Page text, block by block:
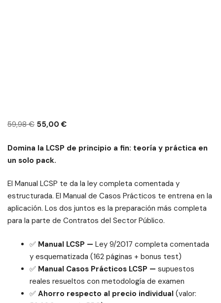
59,98€ El
original
era:
55,00€El
actual
Domina la LCSP de principio a fin: teoría y práctica en
un solo pack.
El Manual LCSP te da la ley completa comentada y
estructurada. El Manual de Casos Prácticos te entrena en la
aplicación. Los dos juntos es la preparación más completa
para la parte de Contratos del Sector Público.
✅ Manual LCSP — Ley 9/2017 completa comentada
y esquematizada (162 páginas + bonus test)
✅ Manual Casos Prácticos LCSP — supuestos
reales resueltos con metodología de examen
✅ Ahorro respecto al precio individual (valor: